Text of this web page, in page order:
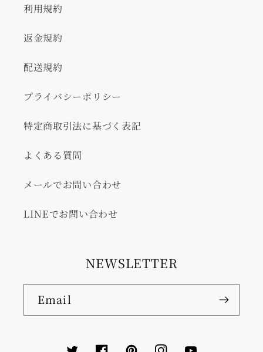
利用規約
返金規約
配送規約
プライバシーポリシー
特定商取引法に基づく表記
よくある質問
メールでお問い合わせ
LINEでお問い合わせ
NEWSLETTER
Email